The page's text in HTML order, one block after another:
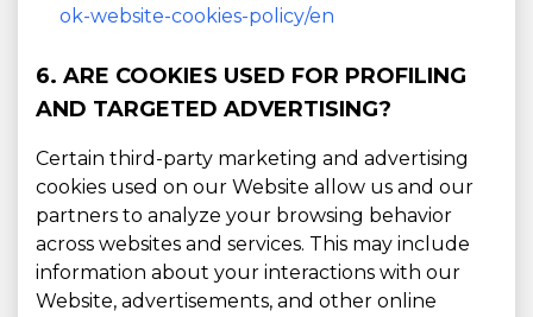
ok-website-cookies-policy/en
6. ARE COOKIES USED FOR PROFILING
AND TARGETED ADVERTISING?
Certain third-party marketing and advertising
cookies used on our Website allow us and our
partners to analyze your browsing behavior
across websites and services. This may include
information about your interactions with our
Website, advertisements, and other online